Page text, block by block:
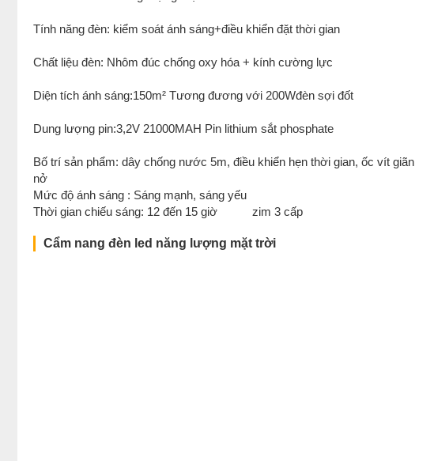
Tính năng đèn: kiểm soát ánh sáng+điều khiển đặt thời gian
Chất liệu đèn: Nhôm đúc chống oxy hóa + kính cường lực
Diện tích ánh sáng:150m² Tương đương với 200Wđèn sợi đốt
Dung lượng pin:3,2V 21000MAH Pin lithium sắt phosphate
Bố trí sản phẩm: dây chống nước 5m, điều khiển hẹn thời gian, ốc vít giãn
nở
Mức độ ánh sáng : Sáng mạnh, sáng yếu
Thời gian chiếu sáng: 12 đến 15 giờ zim 3 cấp
Cẩm nang đèn led năng lượng mặt trời